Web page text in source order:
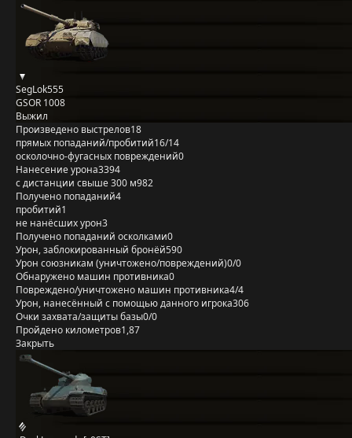
SegLok555
GSOR 1008
Выжил
Произведено выстрелов18
прямых попаданий/пробитий16/14
осколочно-фугасных повреждений0
Нанесение урона3394
с дистанции свыше 300 м982
Получено попаданий4
пробитий1
не нанёсших урон3
Получено попаданий осколками0
Урон, заблокированный бронёй590
Урон союзникам (уничтожено/повреждений)0/0
Обнаружено машин противника0
Повреждено/уничтожено машин противника4/4
Урон, нанесённый с помощью данного игрока306
Очки захвата/защиты базы0/0
Пройдено километров1,87
Закрыть